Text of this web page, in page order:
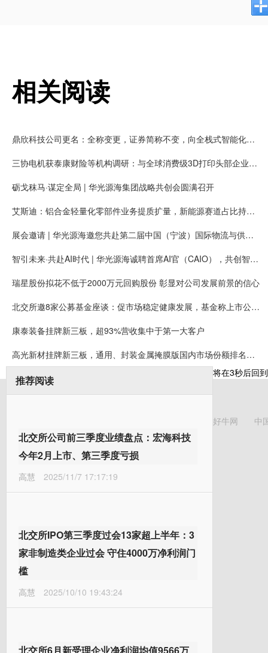
相关阅读
鼎欣科技公司更名：全称变更，证券简称不变，向全栈式智能化服务商升级
三协电机获泰康财险等机构调研：与全球消费级3D打印头部企业拓竹长期合作，有望获得大量新增客户需求
砺戈秣马·谋定全局 | 华光源海集团战略共创会圆满召开
艾斯迪：铝合金轻量化零部件业务提质扩量，新能源赛道占比持续提高
展会邀请 | 华光源海邀您共赴第二届中国（宁波）国际物流与供应链博览会，展位号：T01
智引未来·共赴AI时代 | 华光源海诚聘首席AI官（CAIO），共创智慧物流新未来！
瑞星股份拟花不低于2000万元回购股份 彰显对公司发展前景的信心
北交所邀8家公募基金座谈：促市场稳定健康发展，基金称上市公司质量持续提升
康泰装备挂牌新三板，超93%营收集中于第一大客户
高光新材挂牌新三板，通用、封装金属掩膜版国内市场份额排名第一
推荐阅读
北交所公司前三季度业绩盘点：宏海科技
今年2月上市、第三季度亏损
高慧 2025/11/7 17:17:19
北交所IPO第三季度过会13家超上半年：3
家非制造类企业过会 守住4000万净利润门
槛
高慧 2025/10/10 19:43:24
将在3秒后回
好牛网 中